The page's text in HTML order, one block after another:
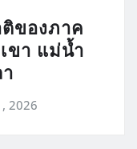
ของภาค
ขา แม่น้ำ
2026